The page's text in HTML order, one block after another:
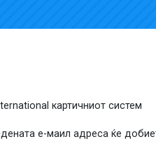
картичниот систем
е-маил адреса ќе